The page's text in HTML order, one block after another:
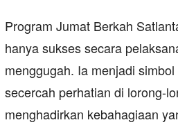
Program Jumat Berkah
hanya sukses secara
menggugah. Ia menjadi
secercah perhatian di lorong-
menghadirkan kebahagiaan